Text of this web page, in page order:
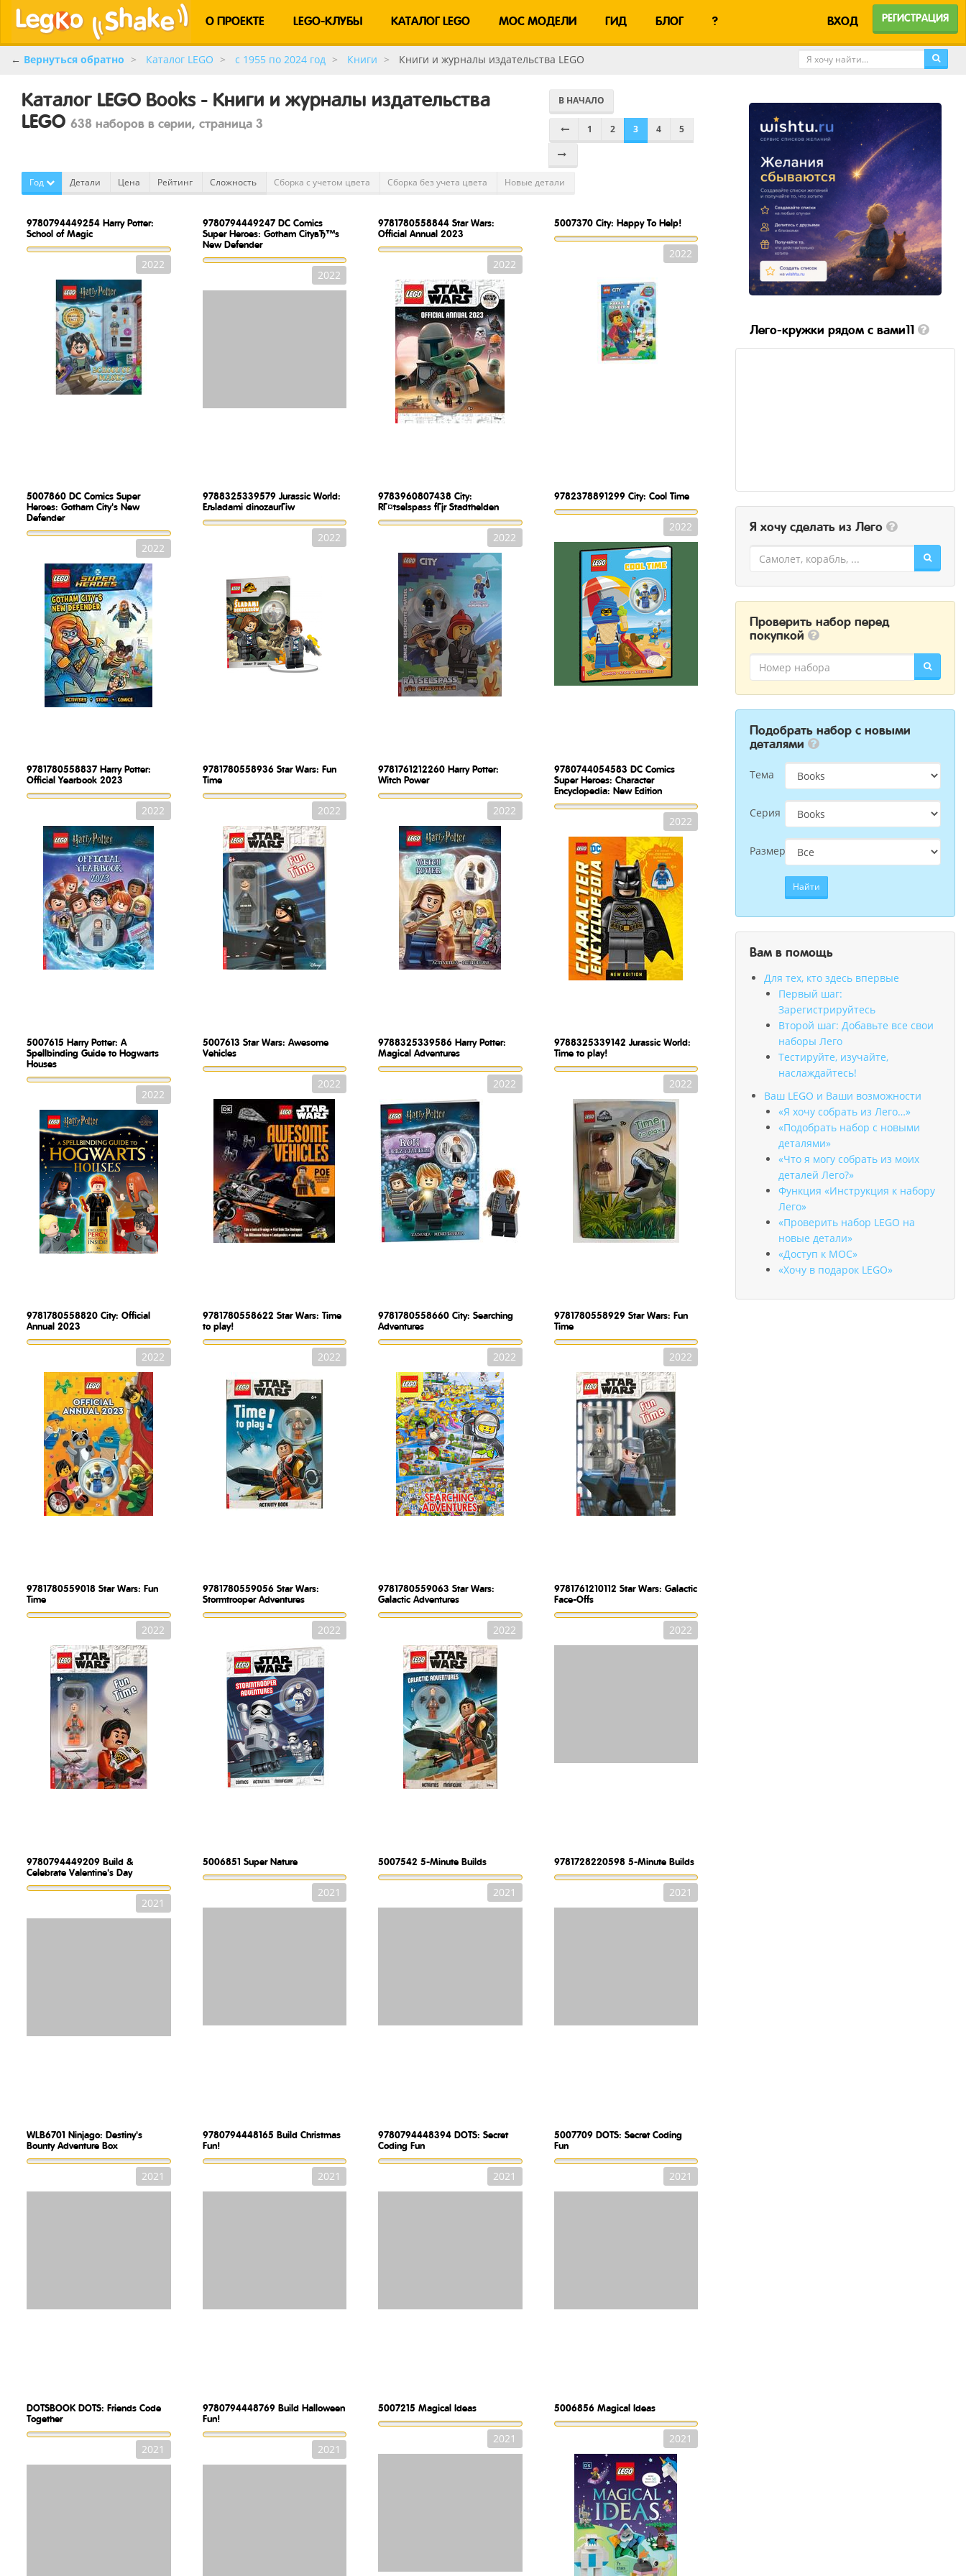
О ПРОЕКТЕ LEGO-КЛУБЫ КАТАЛОГ LEGO MOC МОДЕЛИ ГИД БЛОГ ? ВХОД РЕГИСТРАЦИЯ
← Вернуться обратно Каталог LEGO c 1955 по 2024 год Книги Книги и журналы издательства LEGO
Каталог LEGO Books - Книги и журналы издательства
LEGO 638 наборов в серии, страница 3
В НАЧАЛО
1 2 3 4 5
Год Детали Цена Рейтинг Сложность Сборка с учетом цвета Сборка без учета цвета Новые детали
9780794449254 Harry Potter:
School of Magic
2022
9780794449247 DC Comics
Super Heroes: Gotham CityвЂ™s
New Defender
2022
9781780558844 Star Wars:
Official Annual 2023
2022
5007370 City: Happy To Help!
2022
5007860 DC Comics Super
Heroes: Gotham City's New
Defender
2022
9788325339579Jurassic World:
Ељladami dinozaurГіw
2022
9783960807438 City:
RГ¤tselspass fГјr Stadthelden
2022
9782378891299 City: Cool Time
2022
9781780558837 Harry Potter:
Official Yearbook 2023
2022
9781780558936 Star Wars: Fun
Time
2022
9781761212260 Harry Potter:
Witch Power
2022
9780744054583 DC Comics
Super Heroes: Character
Encyclopedia: New Edition
2022
5007615 Harry Potter: A
Spellbinding Guide to Hogwarts
Houses
2022
5007613 Star Wars: Awesome
Vehicles
2022
9788325339586 Harry Potter:
Magical Adventures
2022
9788325339142Jurassic World:
Time to play!
2022
9781780558820 City: Official
Annual 2023
2022
9781780558622 Star Wars: Time
to play!
2022
9781780558660 City: Searching
Adventures
2022
9781780558929 Star Wars: Fun
Time
2022
9781780559018 Star Wars: Fun
Time
2022
9781780559056 Star Wars:
Stormtrooper Adventures
2022
9781780559063 Star Wars:
Galactic Adventures
2022
9781761210112 Star Wars: Galactic
Face-Offs
2022
9780794449209 Build &
Celebrate Valentine's Day
2021
5006851 Super Nature
2021
5007542 5-Minute Builds
2021
9781728220598 5-Minute Builds
2021
WLB6701 Ninjago: Destiny's
Bounty Adventure Box
2021
9780794448165 Build Christmas
Fun!
2021
9780794448394 DOTS: Secret
Coding Fun
2021
5007709 DOTS: Secret Coding
Fun
2021
DOTSBOOK DOTS: Friends Code
Together
2021
9780794448769 Build Halloween
Fun!
2021
5007215 Magical Ideas
2021
5006856 Magical Ideas
2021
Лего-кружки рядом с вами11
Я хочу сделать из Лего
Проверить набор перед
покупкой
Подобрать набор с новыми
деталями
Тема
Серия
Размер
Найти
Вам в помощь
Для тех, кто здесь впервые
Первый шаг:
Зарегистрируйтесь
Второй шаг: Добавьте все свои
наборы Лего
Тестируйте, изучайте,
наслаждайтесь!
Ваш LEGO и Ваши возможности
«Я хочу собрать из Лего…»
«Подобрать набор с новыми
деталями»
«Что я могу собрать из моих
деталей Лего?»
Функция «Инструкция к набору
Лего»
«Проверить набор LEGO на
новые детали»
«Доступ к MOC»
«Хочу в подарок LEGO»